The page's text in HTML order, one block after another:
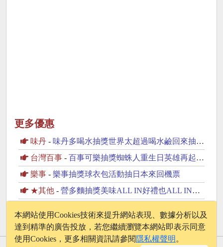
更多優惠
味丹 - 味丹多喝水抽獎世界太超過喝水鹼回來抽iPhone17
台灣百事 - 百事可樂抽獎蜘蛛人重生日英雄再起抽美國來回機票
樂事 - 樂事抽獎球衣包活動抽日本來回機票
★其他 - 營多麵抽獎美味ALL IN好禮也ALL IN抽iPhone17
本網站使用Cookies技術來提升網站表現、數據分析以及
達到精準的廣告投放，若您繼續瀏覽本網站即表示同意
使用Cookies，更多相關資訊請參閱 隱私權聲明 。